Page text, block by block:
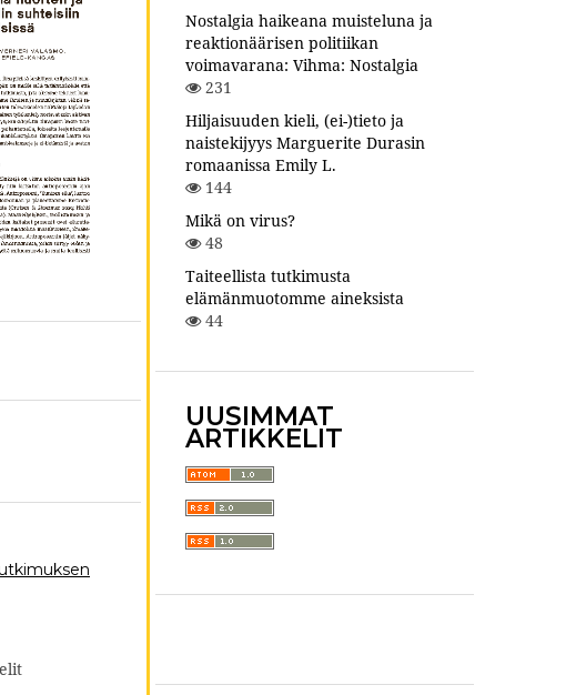
Nostalgia haikeana muisteluna ja
reaktionäärisen politiikan
voimavarana: Vihma: Nostalgia
231
Hiljaisuuden kieli, (ei-)tieto ja
naistekijyys Marguerite Durasin
romaanissa Emily L.
144
Mikä on virus?
48
Taiteellista tutkimusta
elämänmuotomme aineksista
44
UUSIMMAT
ARTIKKELIT